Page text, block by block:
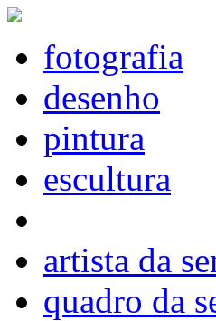
fotografia
desenho
pintura
escultura
artista da
quadro da